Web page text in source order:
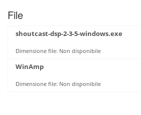
File
shoutcast-dsp-2-3-5-windows.exe
Dimensione file: Non disponibile
WinAmp
Dimensione file: Non disponibile